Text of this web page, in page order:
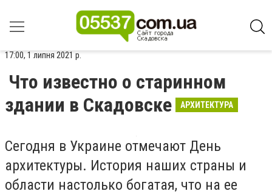
17:00, 1 липня 2021 р.
Что известно о старинном
здании в Скадовске
АРХИТЕКТУРА
Сегодня в Украине отмечают День
архитектуры. История наших страны и
области настолько богатая, что на ее